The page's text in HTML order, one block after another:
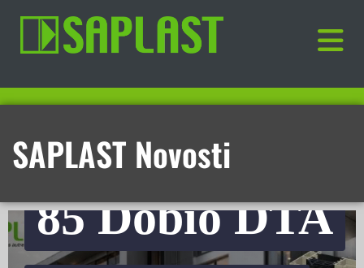
SAPLAST Novosti
SAPLAST ST
85 Dobio DTA